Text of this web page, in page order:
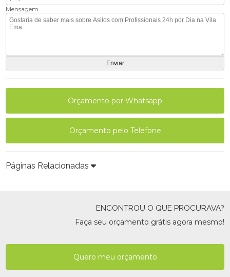
Mensagem
Orçamento por Whatsapp
Orçamento pelo Telefone
Páginas Relacionadas
ENCONTROU O QUE PROCURAVA?
Faça seu orçamento grátis agora mesmo!
Quero meu orçamento